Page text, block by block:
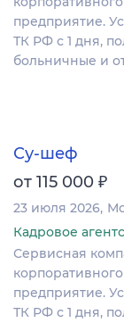
предприятие.
ТК РФ с 1 дня,
больничные и
Су-шеф
от 115 000 ₽
23 июля 2026
Кадровое
Сервисная
предприятие.
ТК РФ с 1 дня,